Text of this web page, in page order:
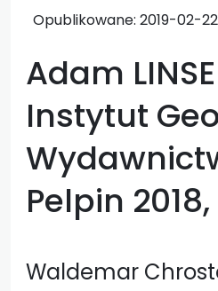
Opublikowane: 2019-02-22
Adam
Instytut
Pelpin
Waldemar